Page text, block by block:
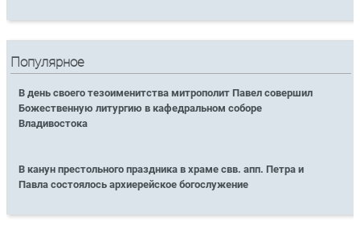
Популярное
В день своего тезоименитства митрополит Павел совершил
Божественную литургию в кафедральном соборе
Владивостока
В канун престольного праздника в храме свв. апп. Петра и
Павла состоялось архиерейское богослужение